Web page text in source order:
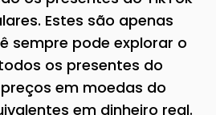
Estes são apenas
sempre pode explorar o
os presentes do
em moedas do
em dinheiro real.